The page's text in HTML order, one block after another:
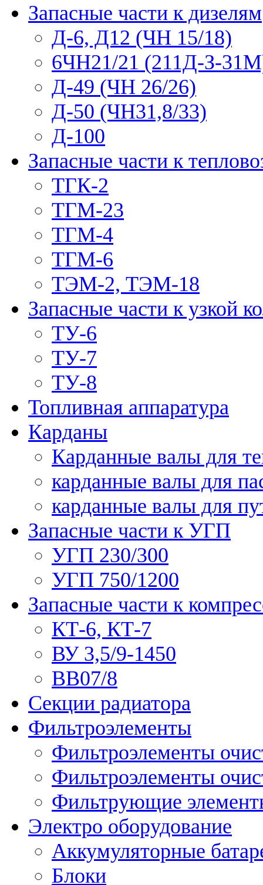
Запасные части к дизелям
Д-6, Д12 (ЧН 15/18)
6ЧН21/21 (211Д-З-
Д-49 (ЧН 26/26)
Д-50 (ЧН31,8/33)
Д-100
Запасные части к
ТГК-2
ТГМ-23
ТГМ-4
ТГМ-6
ТЭМ-2, ТЭМ-18
Запасные части к узкой
ТУ-6
ТУ-7
ТУ-8
Топливная аппаратура
Карданы
Карданные валы для
карданные валы для
карданные валы для
Запасные части к УГП
УГП 230/300
УГП 750/1200
Запасные части к
КТ-6, КТ-7
ВУ 3,5/9-1450
ВВ07/8
Секции радиатора
Фильтроэлементы
Фильтроэлементы
Фильтроэлементы
Фильтрующие
Электро оборудование
Аккумуляторные
Блоки